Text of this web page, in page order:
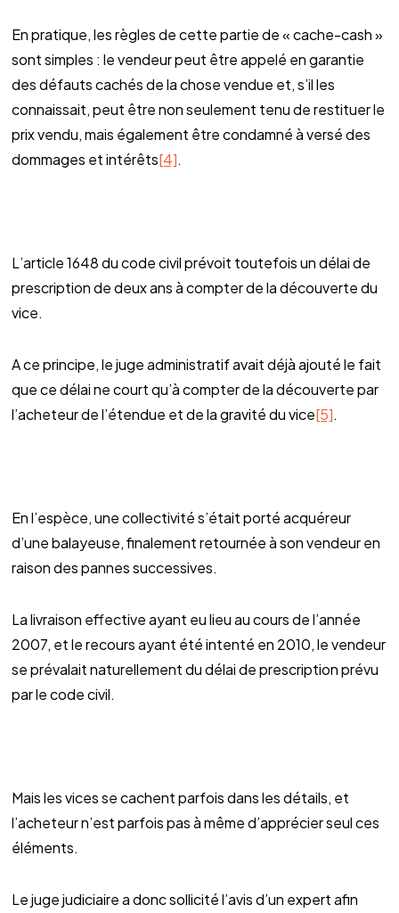
En pratique, les règles de cette partie de « cache-cash »
sont simples : le vendeur peut être appelé en garantie
des défauts cachés de la chose vendue et, s’il les
connaissait, peut être non seulement tenu de restituer le
prix vendu, mais également être condamné à versé des
dommages et intérêts[4].
L’article 1648 du code civil prévoit toutefois un délai de
prescription de deux ans à compter de la découverte du
vice.
A ce principe, le juge administratif avait déjà ajouté le fait
que ce délai ne court qu’à compter de la découverte par
l’acheteur de l’étendue et de la gravité du vice[5].
En l’espèce, une collectivité s’était porté acquéreur
d’une balayeuse, finalement retournée à son vendeur en
raison des pannes successives.
La livraison effective ayant eu lieu au cours de l’année
2007, et le recours ayant été intenté en 2010, le vendeur
se prévalait naturellement du délai de prescription prévu
par le code civil.
Mais les vices se cachent parfois dans les détails, et
l’acheteur n’est parfois pas à même d’apprécier seul ces
éléments.
Le juge judiciaire a donc sollicité l’avis d’un expert afin